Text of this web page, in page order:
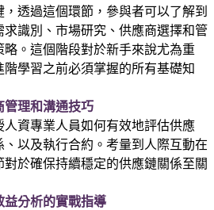
透過這個環節，參與者可以了解到
識別、市場研究、供應商選擇和管
。這個階段對於新手來說尤為重
學習之前必須掌握的所有基礎知
管理和溝通技巧
資專業人員如何有效地評估供應
以及執行合約。考量到人際互動在
於確保持續穩定的供應鏈關係至關
益分析的實戰指導